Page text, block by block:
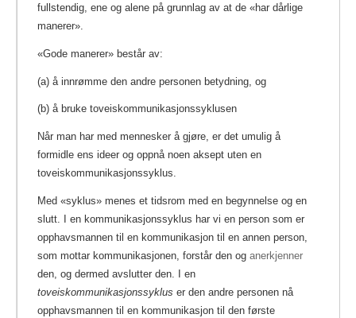
fullstendig, ene og alene på grunnlag av at de «har dårlige
manerer».
«Gode manerer» består av:
(a) å innrømme den andre personen betydning, og
(b) å bruke toveiskommunikasjonssyklusen
Når man har med mennesker å gjøre, er det umulig å
formidle ens ideer og oppnå noen aksept uten en
toveiskommunikasjonssyklus.
Med «syklus» menes et tidsrom med en begynnelse og en
slutt. I en kommunikasjonssyklus har vi en person som er
opphavsmannen til en kommunikasjon til en annen person,
som mottar kommunikasjonen, forstår den og anerkjenner
den, og dermed avslutter den. I en
toveiskommunikasjonssyklus er den andre personen nå
opphavsmannen til en kommunikasjon til den første